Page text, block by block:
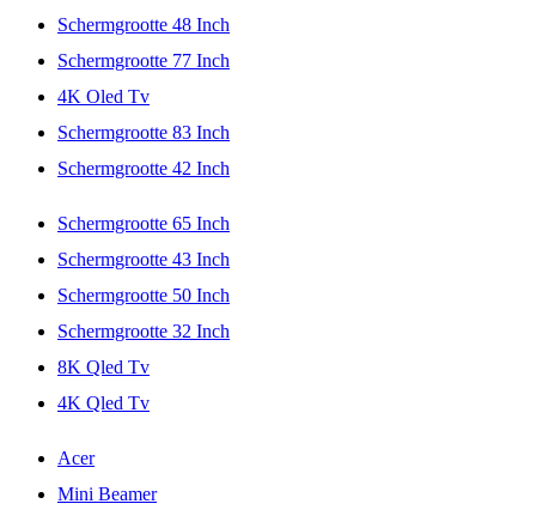
Schermgrootte 48 Inch
Schermgrootte 77 Inch
4K Oled Tv
Schermgrootte 83 Inch
Schermgrootte 42 Inch
Schermgrootte 65 Inch
Schermgrootte 43 Inch
Schermgrootte 50 Inch
Schermgrootte 32 Inch
8K Qled Tv
4K Qled Tv
Acer
Mini Beamer